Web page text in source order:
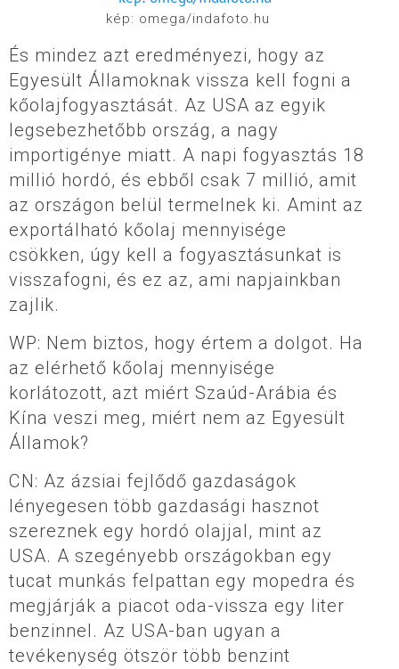
kép: omega/indafoto.hu
És mindez azt eredményezi, hogy az
Egyesült Államoknak vissza kell fogni a
kőolajfogyasztását. Az USA az egyik
legsebezhetőbb ország, a nagy
importigénye miatt. A napi fogyasztás 18
millió hordó, és ebből csak 7 millió, amit
az országon belül termelnek ki. Amint az
exportálható kőolaj mennyisége
csökken, úgy kell a fogyasztásunkat is
visszafogni, és ez az, ami napjainkban
zajlik.
WP: Nem biztos, hogy értem a dolgot. Ha
az elérhető kőolaj mennyisége
korlátozott, azt miért Szaúd-Arábia és
Kína veszi meg, miért nem az Egyesült
Államok?
CN: Az ázsiai fejlődő gazdaságok
lényegesen több gazdasági hasznot
szereznek egy hordó olajjal, mint az
USA. A szegényebb országokban egy
tucat munkás felpattan egy mopedra és
megjárják a piacot oda-vissza egy liter
benzinnel. Az USA-ban ugyan a
tevékenység ötször több benzint